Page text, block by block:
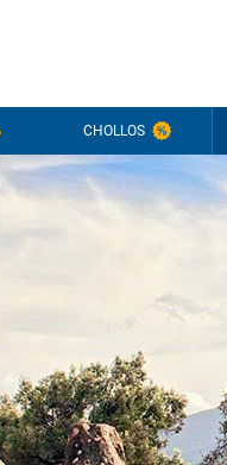
CHOLLOS